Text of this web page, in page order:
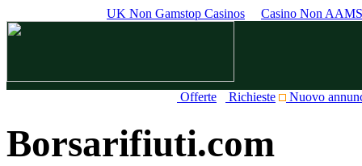
UK Non Gamstop Casinos Casino Non AAMS
Offerte Richieste Nuovo
Borsarifiuti.com